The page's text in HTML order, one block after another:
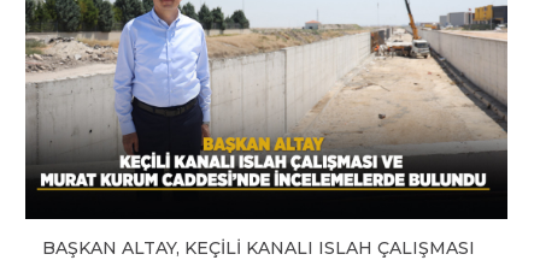
BAŞKAN ALTAY, KEÇİLİ KANALI ISLAH ÇALIŞMASI